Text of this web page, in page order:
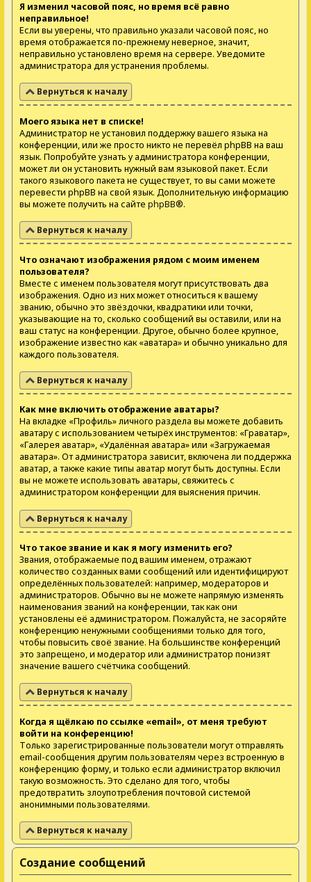
Я изменил часовой пояс, но время всё равно
неправильное!
Если вы уверены, что правильно указали часовой пояс, но
время отображается по-прежнему неверное, значит,
неправильно установлено время на сервере. Уведомите
администратора для устранения проблемы.
Вернуться к началу
Моего языка нет в списке!
Администратор не установил поддержку вашего языка на
конференции, или же просто никто не перевёл phpBB на ваш
язык. Попробуйте узнать у администратора конференции,
может ли он установить нужный вам языковой пакет. Если
такого языкового пакета не существует, то вы сами можете
перевести phpBB на свой язык. Дополнительную информацию
вы можете получить на сайте phpBB®.
Вернуться к началу
Что означают изображения рядом с моим именем
пользователя?
Вместе с именем пользователя могут присутствовать два
изображения. Одно из них может относиться к вашему
званию, обычно это звёздочки, квадратики или точки,
указывающие на то, сколько сообщений вы оставили, или на
ваш статус на конференции. Другое, обычно более крупное,
изображение известно как «аватара» и обычно уникально для
каждого пользователя.
Вернуться к началу
Как мне включить отображение аватары?
На вкладке «Профиль» личного раздела вы можете добавить
аватару с использованием четырёх инструментов: «Граватар»,
«Галерея аватар», «Удалённая аватара» или «Загружаемая
аватара». От администратора зависит, включена ли поддержка
аватар, а также какие типы аватар могут быть доступны. Если
вы не можете использовать аватары, свяжитесь с
администратором конференции для выяснения причин.
Вернуться к началу
Что такое звание и как я могу изменить его?
Звания, отображаемые под вашим именем, отражают
количество созданных вами сообщений или идентифицируют
определённых пользователей: например, модераторов и
администраторов. Обычно вы не можете напрямую изменять
наименования званий на конференции, так как они
установлены её администратором. Пожалуйста, не засоряйте
конференцию ненужными сообщениями только для того,
чтобы повысить своё звание. На большинстве конференций
это запрещено, и модератор или администратор понизят
значение вашего счётчика сообщений.
Вернуться к началу
Когда я щёлкаю по ссылке «email», от меня требуют
войти на конференцию!
Только зарегистрированные пользователи могут отправлять
email-сообщения другим пользователям через встроенную в
конференцию форму, и только если администратор включил
такую возможность. Это сделано для того, чтобы
предотвратить злоупотребления почтовой системой
анонимными пользователями.
Вернуться к началу
Создание сообщений